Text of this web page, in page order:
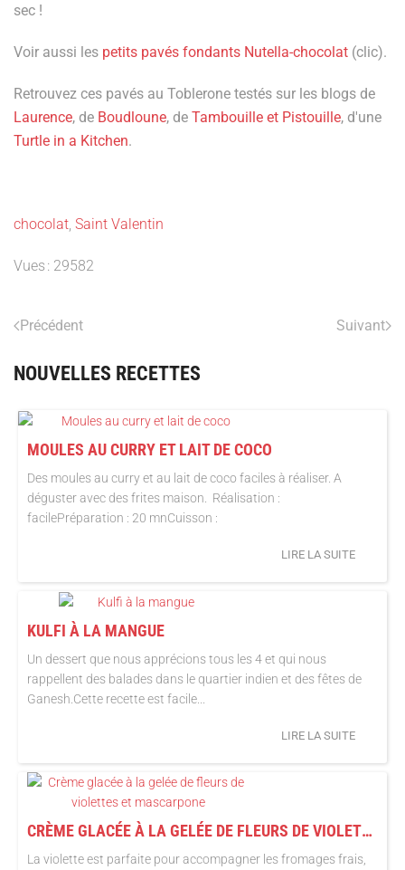
sec !
Voir aussi les petits pavés fondants Nutella-chocolat (clic).
Retrouvez ces pavés au Toblerone testés sur les blogs de
Laurence, de Boudloune, de Tambouille et Pistouille, d'une
Turtle in a Kitchen.
chocolat Saint Valentin
Vues : 29582
Précédent Suivant
NOUVELLES RECETTES
MOULES AU CURRY ET LAIT DE COCO
Des moules au curry et au lait de coco faciles à réaliser. A
déguster avec des frites maison. Réalisation :
facilePréparation : 20 mnCuisson :
LIRE LA SUITE
KULFI À LA MANGUE
Un dessert que nous apprécions tous les 4 et qui nous
rappellent des balades dans le quartier indien et des fêtes de
Ganesh.Cette recette est facile...
LIRE LA SUITE
CRÈME GLACÉE À LA GELÉE DE FLEURS DE VIOLETTES ET MASCARPONE
La violette est parfaite pour accompagner les fromages frais,